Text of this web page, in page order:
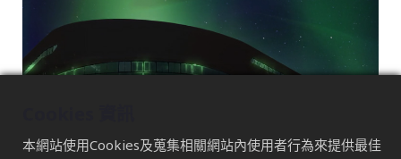
本網站使用Cookies及蒐集相關網站內使用者行為來提供最佳